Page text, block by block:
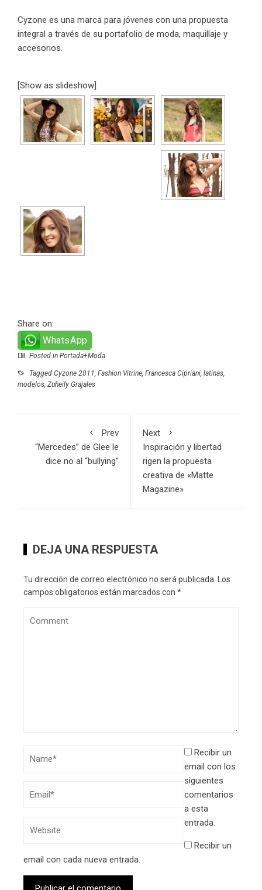
Cyzone es una marca para jóvenes con una propuesta
integral a través de su portafolio de moda, maquillaje y
accesorios.
[Show as slideshow]
Share on:
WhatsApp
Posted in Portada+Moda
Tagged Cyzone 2011 Fashion Vitrine Francesca Cipriani latinas
modelos Zuheily Grajales
Prev
“Mercedes” de Glee le
dice no al “bullying”
Next
Inspiración y libertad
rigen la propuesta
creativa de «Matte
Magazine»
DEJA UNA RESPUESTA
Tu dirección de correo electrónico no será publicada. Los
campos obligatorios están marcados con *
Recibir un
email con los
siguientes
comentarios
a esta
entrada.
Recibir un
email con cada nueva entrada.